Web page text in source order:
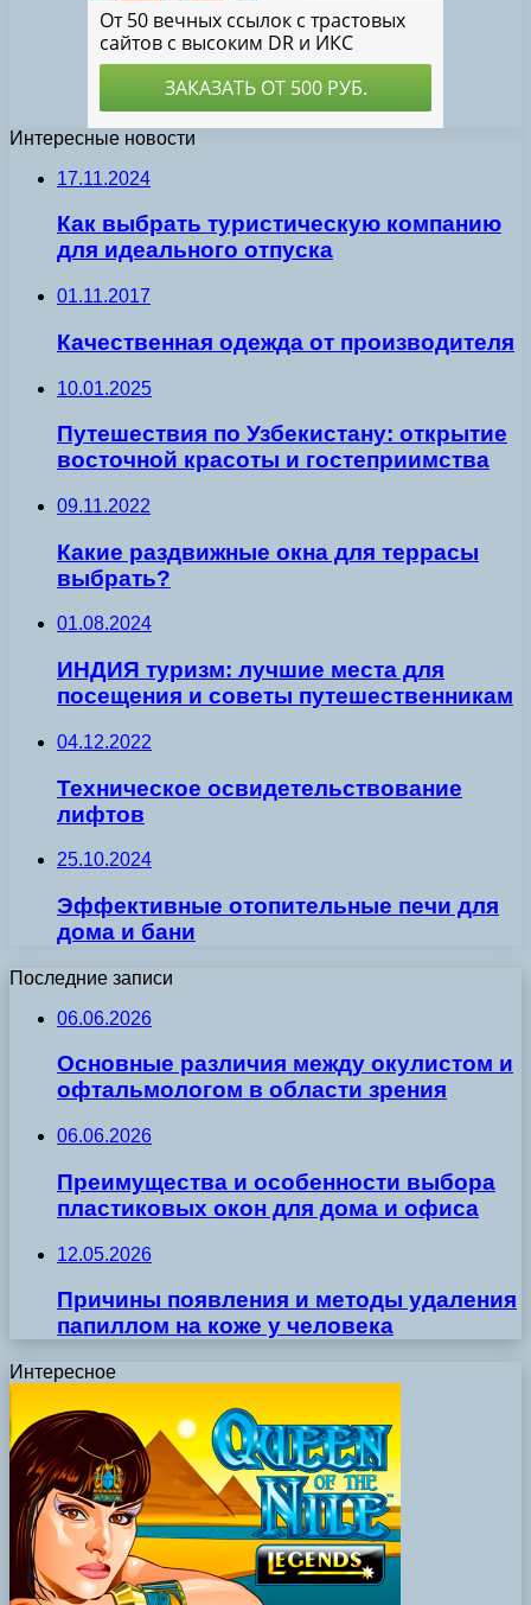
Интересные новости
17.11.2024
Как выбрать туристическую компанию
для идеального отпуска
01.11.2017
Качественная одежда от производителя
10.01.2025
Путешествия по Узбекистану: открытие
восточной красоты и гостеприимства
09.11.2022
Какие раздвижные окна для террасы
выбрать?
01.08.2024
ИНДИЯ туризм: лучшие места для
посещения и советы путешественникам
04.12.2022
Техническое освидетельствование
лифтов
25.10.2024
Эффективные отопительные печи для
дома и бани
Последние записи
06.06.2026
Основные различия между окулистом и
офтальмологом в области зрения
06.06.2026
Преимущества и особенности выбора
пластиковых окон для дома и офиса
12.05.2026
Причины появления и методы удаления
папиллом на коже у человека
Интересное